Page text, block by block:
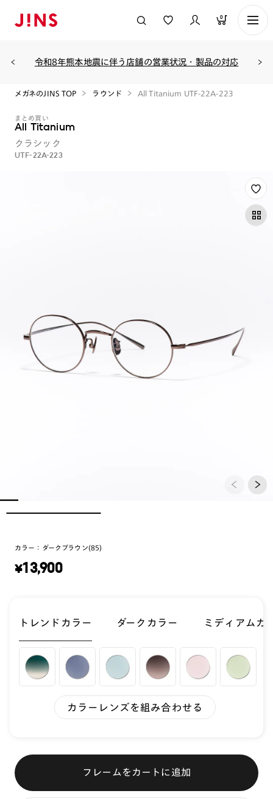
0
令和8年熊本地震に伴う店舗の営業状況・製品の対応
メガネのJINS TOP ラウンド All Titanium UTF-22A-223
まとめ買い
All Titanium
クラシック
UTF-22A-223
カラー： ダークブラウン(85)
¥13,900
トレンドカラー ダークカラー ミディアムカ
カラーレンズを組み合わせる
フレームをカートに追加